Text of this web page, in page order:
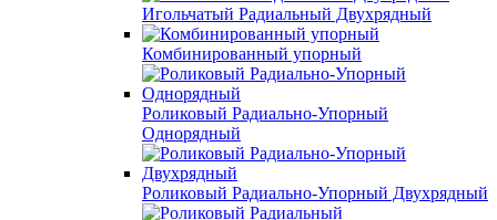
Игольчатый Радиальный Двухрядный
Комбинированный упорный
Роликовый Радиально-Упорный
Однорядный
Роликовый Радиально-Упорный Двухрядный